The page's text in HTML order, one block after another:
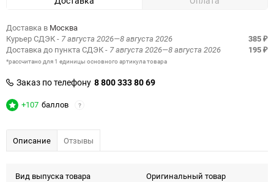
Доставка в Москва
Курьер СДЭК- 7 августа 2026—8 августа 2026 385 ₽
Доставка до пункта СДЭК- 7 августа 2026—8 августа 2026 195 ₽
*рассчитано для 1 единицы основного артикула товара
Заказ по телефону 8 800 333 80 69
+107 баллов ?
Описание Отзывы
Вид выпуска товара Оригинальный товар